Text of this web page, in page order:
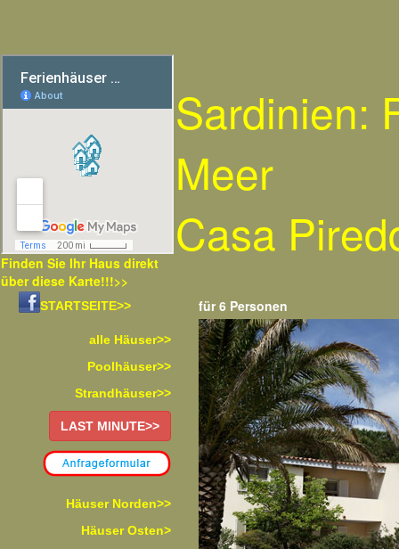
Finden Sie Ihr Haus direkt
über diese Karte!!!>>
Sardinien:
Meer
Casa
STARTSEITE>>
alle Häuser>>
Poolhäuser>>
Strandhäuser>>
LAST MINUTE>>
Häuser Norden>>
Häuser Osten>
für 6 Personen